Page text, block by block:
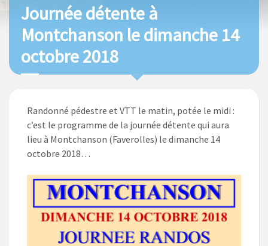
Journée détente à
Montchanson le dimanche 14
octobre 2018
Randonné pédestre et VTT le matin, potée le midi :
c’est le programme de la journée détente qui aura
lieu à Montchanson (Faverolles) le dimanche 14
octobre 2018…